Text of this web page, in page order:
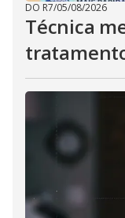
DO R7/05/08/2026
Técnica